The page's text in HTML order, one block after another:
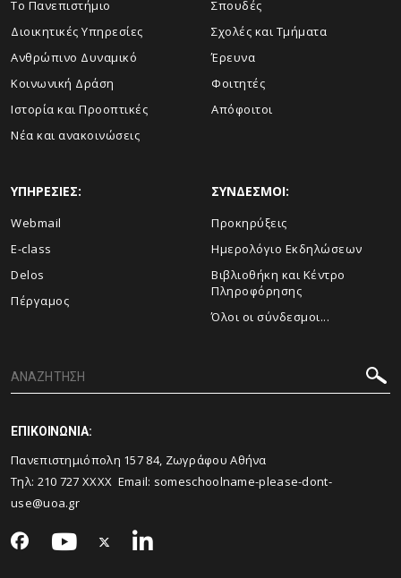
Το Πανεπιστήμιο
Διοικητικές Υπηρεσίες
Ανθρώπινο Δυναμικό
Κοινωνική Δράση
Ιστορία και Προοπτικές
Νέα και ανακοινώσεις
Σπουδές
Σχολές και Τμήματα
Έρευνα
Φοιτητές
Απόφοιτοι
ΥΠΗΡΕΣΙΕΣ:
Webmail
E-class
Delos
Πέργαμος
ΣΥΝΔΕΣΜΟΙ:
Προκηρύξεις
Ημερολόγιο Εκδηλώσεων
Βιβλιοθήκη και Κέντρο
Πληροφόρησης
Όλοι οι σύνδεσμοι...
ΕΠΙΚΟΙΝΩΝΙΑ:
Πανεπιστημιόπολη 157 84, Ζωγράφου Αθήνα
Τηλ: 210 727 XXXX Email: someschoolname-please-dont-
use@uoa.gr